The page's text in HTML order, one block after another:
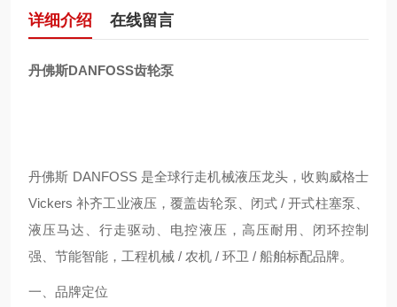
详细介绍 在线留言
丹佛斯DANFOSS齿轮泵
丹佛斯 DANFOSS 是全球行走机械液压龙头，收购威格士
Vickers 补齐工业液压，覆盖齿轮泵、闭式 / 开式柱塞泵、
液压马达、行走驱动、电控液压，高压耐用、闭环控制
强、节能智能，工程机械 / 农机 / 环卫 / 船舶标配品牌。
一、品牌定位